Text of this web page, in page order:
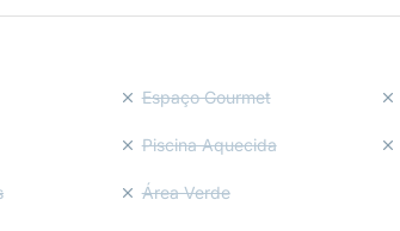
Espaço Gourmet
Piscina Aquecida
Área Verde